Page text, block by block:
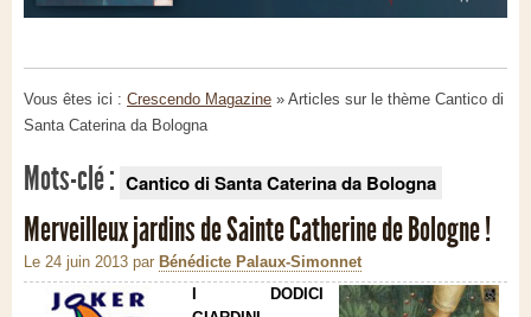
Vous êtes ici : Crescendo Magazine » Articles sur le thème Cantico di
Santa Caterina da Bologna
Mots-clé : Cantico di Santa Caterina da Bologna
Merveilleux jardins de Sainte Catherine de Bologne !
Le 24 juin 2013 par Bénédicte Palaux-Simonnet
I DODICI